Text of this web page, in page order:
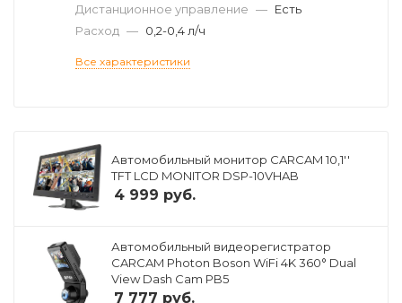
Дистанционное управление — Есть
Расход — 0,2-0,4 л/ч
Все характеристики
Автомобильный монитор CARCAM 10,1''
TFT LCD MONITOR DSP-10VHAB
4 999 руб.
Автомобильный видеорегистратор
CARCAM Photon Boson WiFi 4K 360° Dual
View Dash Cam PB5
7 777 руб.